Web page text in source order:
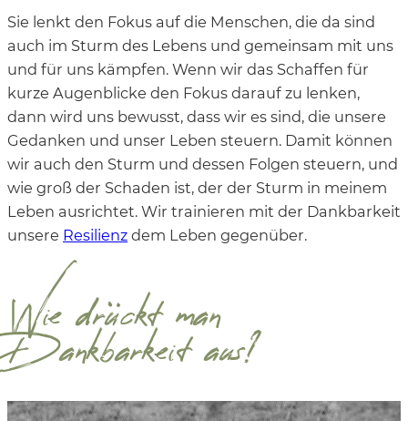
Sie lenkt den Fokus auf die Menschen, die da sind
auch im Sturm des Lebens und gemeinsam mit uns
und für uns kämpfen. Wenn wir das Schaffen für
kurze Augenblicke den Fokus darauf zu lenken,
dann wird uns bewusst, dass wir es sind, die unsere
Gedanken und unser Leben steuern. Damit können
wir auch den Sturm und dessen Folgen steuern, und
wie groß der Schaden ist, der der Sturm in meinem
Leben ausrichtet. Wir trainieren mit der Dankbarkeit
unsere Resilienz dem Leben gegenüber.
Wie drückt man
Dankbarkeit aus?